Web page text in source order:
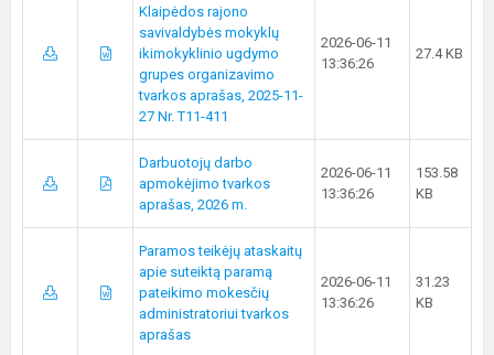
Klaipėdos rajono
savivaldybės mokyklų
ikimokyklinio ugdymo
grupes organizavimo
tvarkos aprašas, 2025-11-
27 Nr. T11-411
2026-06-11
13:36:26
27.4 KB
Darbuotojų darbo
apmokėjimo tvarkos
aprašas, 2026 m.
2026-06-11
13:36:26
153.58
KB
Paramos teikėjų ataskaitų
apie suteiktą paramą
pateikimo mokesčių
administratoriui tvarkos
aprašas
2026-06-11
13:36:26
31.23
KB